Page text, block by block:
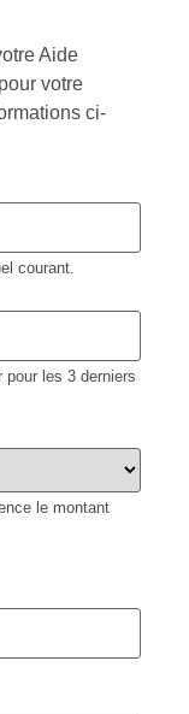
Aide
votre
ci-
courant.
les 3 derniers
le montant